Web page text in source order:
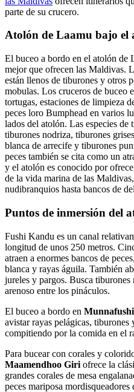
parte de su crucero.
Atolón de Laamu bajo el
El buceo a bordo en el atolón de
mejor que ofrecen las Maldivas.
están llenos de tiburones y otros
mobulas. Los cruceros de buceo
tortugas, estaciones de limpieza
peces loro Bumphead en varios
lados del atolón. Las especies
tiburones nodriza, tiburones
blanca de arrecife y tiburones
peces también se cita como un
y el atolón es conocido por
de la vida marina de las
nudibranquios hasta bancos de
Puntos de inmersión del
Fushi Kandu es un canal
longitud de unos 250 metros.
atraen a enormes bancos de
blanca y rayas águila. También
jureles y pargos. Busca
arenoso entre los pináculos.
El buceo a bordo en
avistar rayas pelágicas, tiburones
compitiendo por la comida en el
Para bucear con corales y
Maamendhoo Giri ofrece la
grandes corales de mesa
peces mariposa mordisqueadores